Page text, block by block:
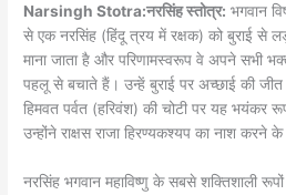
Narsingh Stotra:नरसिंह स्तोत्र: भगवान
से एक नरसिंह (हिंदू त्रय में रक्षक) को बुराई
माना जाता है और परिणामस्वरूप वे अपने सभी
पहलू से बचाते हैं। उन्हें बुराई पर अच्छाई की जीत
हिमवत पर्वत (हरिवंश) की चोटी पर यह भयंकर
उन्होंने राक्षस राजा हिरण्यकश्यप का नाश करने
नरसिंह भगवान महाविष्णु के सबसे शक्तिशाली